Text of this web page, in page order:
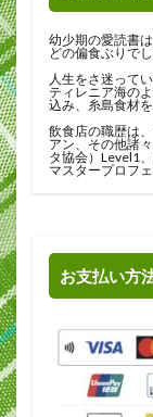
幼少期の愛読書
どの偏食ぶりで
人生をさ迷って
ティレニア海の
込み、糸島食材
飲食店の職歴は
アン、その他諸
タ協会）Level1
マスタープロフェ
お支払い方